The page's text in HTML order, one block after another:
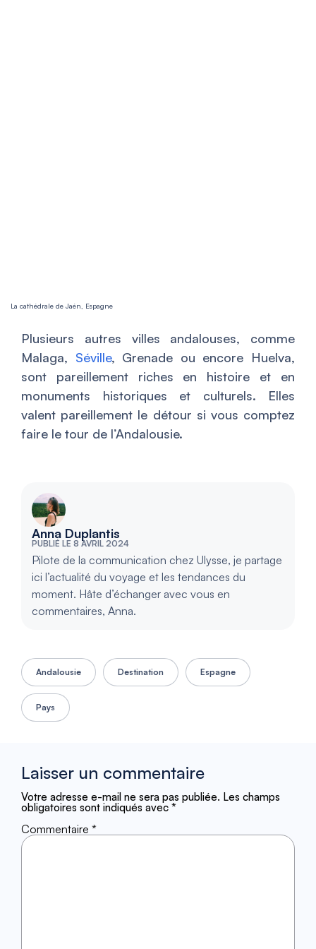
La cathédrale de Jaén, Espagne
Plusieurs autres villes andalouses, comme
Malaga, Séville, Grenade ou encore Huelva,
sont pareillement riches en histoire et en
monuments historiques et culturels. Elles
valent pareillement le détour si vous comptez
faire le tour de l’Andalousie.
Anna Duplantis
PUBLIÉ LE 8 AVRIL 2024
Pilote de la communication chez Ulysse, je partage
ici l’actualité du voyage et les tendances du
moment. Hâte d’échanger avec vous en
commentaires, Anna.
Andalousie Destination Espagne
Pays
Laisser un commentaire
Votre adresse e-mail ne sera pas publiée. Les champs
obligatoires sont indiqués avec *
Commentaire *